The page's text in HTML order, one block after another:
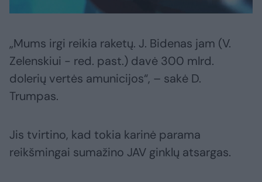
„Mums irgi reikia raketų. J. Bidenas jam (V.
Zelenskiui - red. past.) davė 300 mlrd.
dolerių vertės amunicijos“, – sakė D.
Trumpas.
Jis tvirtino, kad tokia karinė parama
reikšmingai sumažino JAV ginklų atsargas.